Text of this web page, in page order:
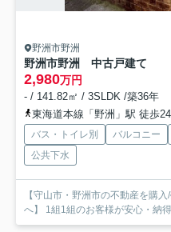
野洲市野洲
野洲市野洲 中古戸建て
2,980万円
- / 141.82㎡ / 3SLDK /築36年
東海道本線「野洲」駅 徒歩
バス・トイレ別 バルコニー
公共下水
【守山市・野洲市の不動産を購
へ】 1組1組のお客様が安心・納